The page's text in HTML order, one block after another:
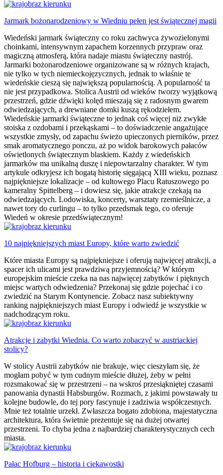
Jarmark bożonarodzeniowy w Wiedniu pełen jest świątecznej magii
Wiedeński jarmark świąteczny co roku zachwyca żywozielonymi
choinkami, intensywnym zapachem korzennych przypraw oraz
magiczną atmosferą, która nadaje miastu świąteczny nastrój.
Jarmarki bożonarodzeniowe organizowane są w różnych krajach,
nie tylko w tych niemieckojęzycznych, jednak to właśnie te
wiedeńskie cieszą się największą popularnością. A popularność ta
nie jest przypadkowa. Stolica Austrii od wieków tworzy wyjątkową
przestrzeń, gdzie dźwięki kolęd mieszają się z radosnym gwarem
odwiedzających, a drewniane domki kuszą rękodziełem.
Wiedeńskie jarmarki świąteczne to jednak coś więcej niż zwykłe
stoiska z ozdobami i przekąskami – to doświadczenie angażujące
wszystkie zmysły, od zapachu świeżo upieczonych pierników, przez
smak aromatycznego ponczu, aż po widok barokowych pałaców
oświetlonych świątecznym blaskiem. Każdy z wiedeńskich
jarmarków ma unikalną duszę i niepowtarzalny charakter. W tym
artykule odkryjesz ich bogatą historię sięgającą XIII wieku, poznasz
najpiękniejsze lokalizacje – od kultowego Placu Ratuszowego po
kameralny Spittelberg – i dowiesz się, jakie atrakcje czekają na
odwiedzających. Lodowiska, koncerty, warsztaty rzemieślnicze, a
nawet tory do curlingu – to tylko przedsmak tego, co oferuje
Wiedeń w okresie przedświątecznym!
10 najpiękniejszych miast Europy, które warto zwiedzić
Które miasta Europy są najpiękniejsze i oferują najwięcej atrakcji, a
spacer ich ulicami jest prawdziwą przyjemnością? W którym
europejskim mieście czeka na nas najwięcej zabytków i pięknych
miejsc wartych odwiedzenia? Przekonaj się gdzie pojechać i co
zwiedzić na Starym Kontynencie. Zobacz nasz subiektywny
ranking najpiękniejszych miast Europy i odwiedź je wszystkie w
nadchodzącym roku.
Atrakcje i zabytki Wiednia. Co warto zobaczyć w austriackiej
stolicy?
W stolicy Austrii zabytków nie brakuje, więc cieszyłam się, że
mogłam pobyć w tym cudnym mieście dłużej, żeby w pełni
rozsmakować się w przestrzeni – na wskroś przesiąkniętej czasami
panowania dynastii Habsburgów. Rozmach, z jakimi powstawały tu
kolejne budowle, do tej pory fascynuje i zadziwia współczesnych.
Mnie też totalnie urzekł. Zwłaszcza bogato zdobiona, majestatyczna
architektura, która świetnie prezentuje się na dużej otwartej
przestrzeni. To chyba jedna z najbardziej charakterystycznych cech
miasta.
Pałac Hofburg – historia i ciekawostki